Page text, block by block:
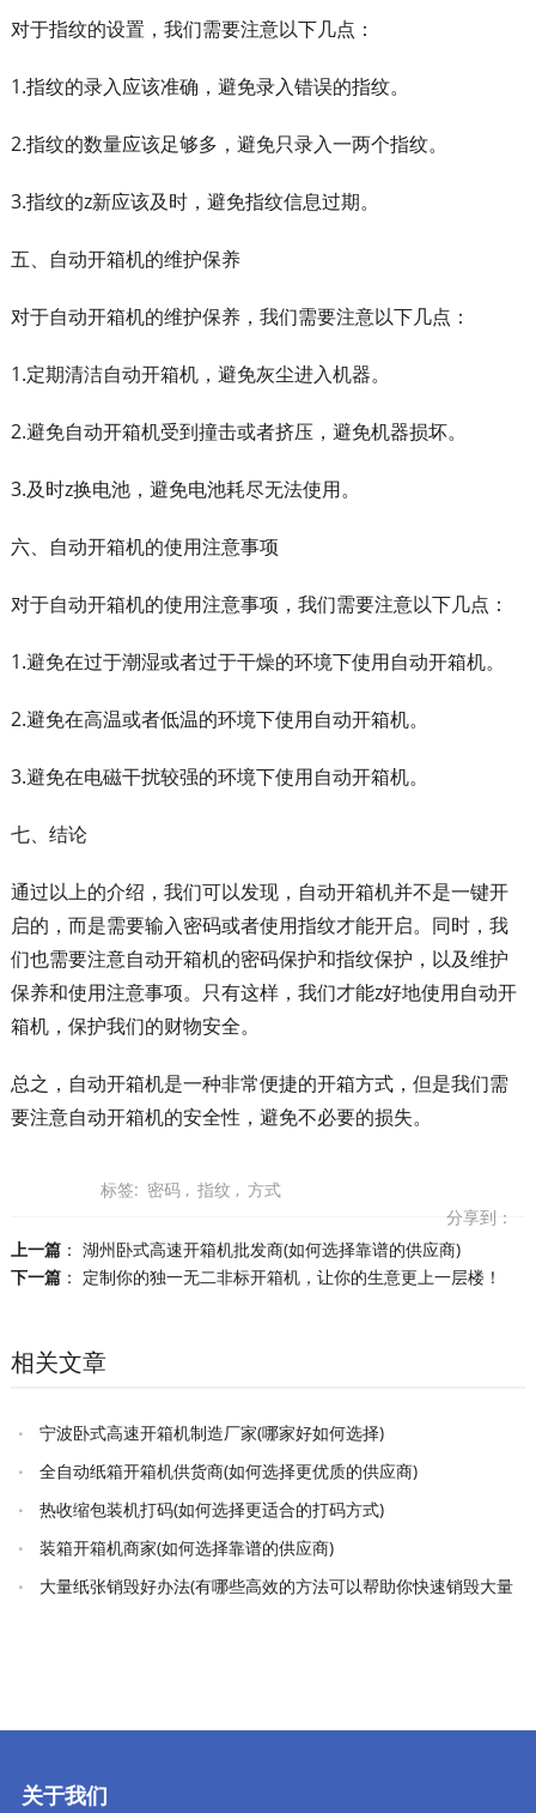
对于指纹的设置，我们需要注意以下几点：
1.指纹的录入应该准确，避免录入错误的指纹。
2.指纹的数量应该足够多，避免只录入一两个指纹。
3.指纹的z新应该及时，避免指纹信息过期。
五、自动开箱机的维护保养
对于自动开箱机的维护保养，我们需要注意以下几点：
1.定期清洁自动开箱机，避免灰尘进入机器。
2.避免自动开箱机受到撞击或者挤压，避免机器损坏。
3.及时z换电池，避免电池耗尽无法使用。
六、自动开箱机的使用注意事项
对于自动开箱机的使用注意事项，我们需要注意以下几点：
1.避免在过于潮湿或者过于干燥的环境下使用自动开箱机。
2.避免在高温或者低温的环境下使用自动开箱机。
3.避免在电磁干扰较强的环境下使用自动开箱机。
七、结论
通过以上的介绍，我们可以发现，自动开箱机并不是一键开
启的，而是需要输入密码或者使用指纹才能开启。同时，我
们也需要注意自动开箱机的密码保护和指纹保护，以及维护
保养和使用注意事项。只有这样，我们才能z好地使用自动开
箱机，保护我们的财物安全。
总之，自动开箱机是一种非常便捷的开箱方式，但是我们需
要注意自动开箱机的安全性，避免不必要的损失。
标签: 密码 , 指纹 , 方式
分享到：
上一篇： 湖州卧式高速开箱机批发商(如何选择靠谱的供应商)
下一篇： 定制你的独一无二非标开箱机，让你的生意更上一层楼！
相关文章
宁波卧式高速开箱机制造厂家(哪家好如何选择)
全自动纸箱开箱机供货商(如何选择更优质的供应商)
热收缩包装机打码(如何选择更适合的打码方式)
装箱开箱机商家(如何选择靠谱的供应商)
大量纸张销毁好办法(有哪些高效的方法可以帮助你快速销毁大量
关于我们